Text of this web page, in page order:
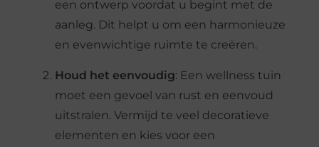
een ontwerp voordat u begint met de
aanleg. Dit helpt u om een harmonieuze
en evenwichtige ruimte te creëren.
Houd het eenvoudig: Een wellness tuin
moet een gevoel van rust en eenvoud
uitstralen. Vermijd te veel decoratieve
elementen en kies voor een